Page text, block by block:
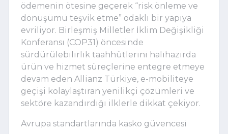
ödemenin ötesine geçerek “risk önleme ve
dönüşümü teşvik etme” odaklı bir yapıya
evriliyor. Birleşmiş Milletler İklim Değişikliği
Konferansı (COP31) öncesinde
sürdürülebilirlik taahhütlerini halihazırda
ürün ve hizmet süreçlerine entegre etmeye
devam eden Allianz Türkiye, e-mobiliteye
geçişi kolaylaştıran yenilikçi çözümleri ve
sektöre kazandırdığı ilklerle dikkat çekiyor.
Avrupa standartlarında kasko güvencesi